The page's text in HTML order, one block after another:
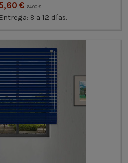
€ 64,00 €
8 a 12 días.